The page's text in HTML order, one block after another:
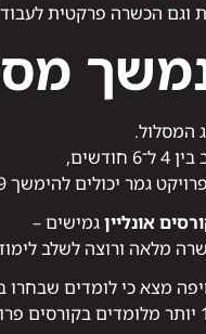
וגם הכשרה פרקטית
המסלול.
יכולים להימשך 9–12 חודשים.
אונלייןגמישים –
מלאה ורוצה לשלב
מצא כי לומדים שבחרו